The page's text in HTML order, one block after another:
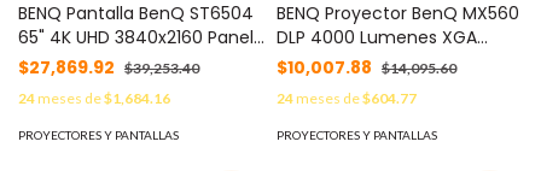
BENQ Pantalla BenQ ST6504
65" 4K UHD 3840x2160 Panel
ADS 60 Hz 99% sRGB MOD:
$27,869.92 $39,253.40
24meses de$1,684.16
PROYECTORES Y PANTALLAS
BENQ Proyector BenQ MX560
DLP 4000 Lumenes XGA
1024x768 15000 Hrs
VGA/HDMI/USB/Bocina 10W
MOD: MX560
$10,007.88 $14,095.60
24meses de$604.77
PROYECTORES Y PANTALLAS